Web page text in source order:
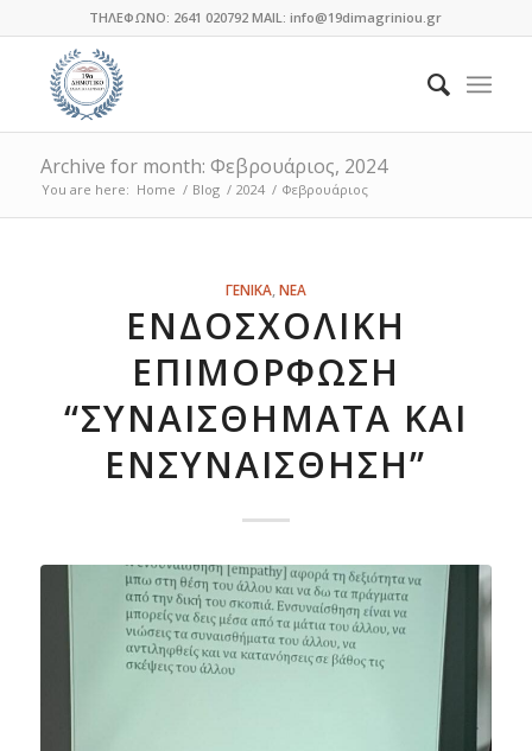
ΤΗΛΕΦΩΝΟ: 2641 020792 MAIL: info@19dimagriniou.gr
Archive for month: Φεβρουάριος, 2024
You are here: Home / Blog / 2024 / Φεβρουάριος
ΓΕΝΙΚΑ, ΝΕΑ
ΕΝΔΟΣΧΟΛΙΚΉ
ΕΠΙΜΌΡΦΩΣΗ
“ΣΥΝΑΙΣΘΉΜΑΤΑ ΚΑΙ
ΕΝΣΥΝΑΊΣΘΗΣΗ”